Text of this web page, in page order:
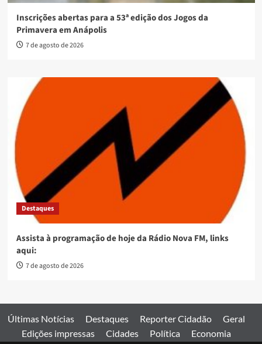
Inscrições abertas para a 53ª edição dos Jogos da
Primavera em Anápolis
7 de agosto de 2026
Destaques
Assista à programação de hoje da Rádio Nova FM, links
aqui:
7 de agosto de 2026
Últimas Notícias Destaques Reporter Cidadão
Geral
Edições impressas
Cidades Política
Economia